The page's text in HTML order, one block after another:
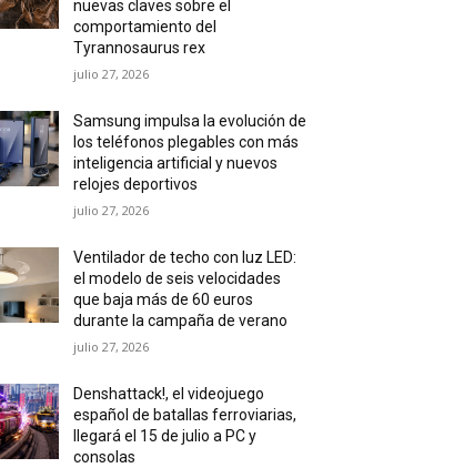
nuevas claves sobre el
comportamiento del
Tyrannosaurus rex
julio 27, 2026
Samsung impulsa la evolución de
los teléfonos plegables con más
inteligencia artificial y nuevos
relojes deportivos
julio 27, 2026
Ventilador de techo con luz LED:
el modelo de seis velocidades
que baja más de 60 euros
durante la campaña de verano
julio 27, 2026
Denshattack!, el videojuego
español de batallas ferroviarias,
llegará el 15 de julio a PC y
consolas